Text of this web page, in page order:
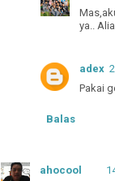
ya..
adex
Pakai
Balas
ahocool